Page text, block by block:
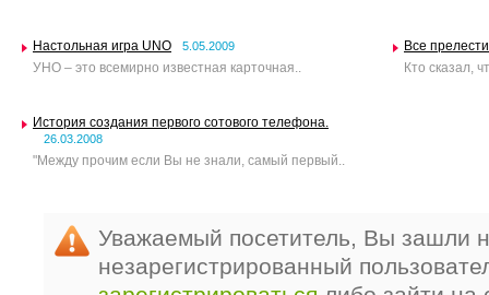
Настольная игра UNO 5.05.2009
УНО – это всемирно известная карточная..
Все
Кто сказал,
История создания первого сотового телефона.
26.03.2008
"Между прочим если Вы не знали, самый первый..
Уважаемый посетитель, Вы зашли
незарегистрированный